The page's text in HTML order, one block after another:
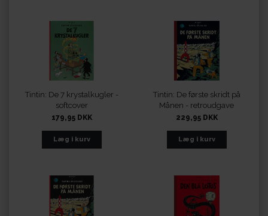
Tintin: De 7 krystalkugler -
softcover
179,95 DKK
Tintin: De første skridt på
Månen - retroudgave
229,95 DKK